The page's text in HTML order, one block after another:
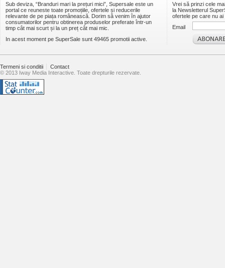
Sub deviza, “Branduri mari la prețuri mici”, Supersale este un
portal ce reuneste toate promoțiile, ofertele și reducerile
relevante de pe piața românească. Dorim să venim în ajutor
consumatorilor pentru obtinerea produselor preferate într-un
timp cât mai scurt și la un preț cât mai mic.
In acest moment pe SuperSale sunt 49465 promotii active.
Vrei să prinzi cele
la Newsletterul
ofertele pe care nu
Email
Termeni si conditii
Contact
© 2013 Iway Media Interactive. Toate drepturile rezervate.